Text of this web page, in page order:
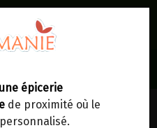
une épicerie
de proximité où le
domicile
à votre